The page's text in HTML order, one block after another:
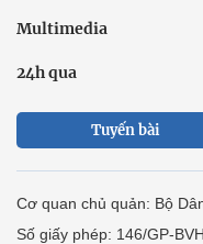
Multimedia
24h qua
Tuyến bài
Cơ quan chủ quản: Bộ
Số giấy phép: 146/GP-